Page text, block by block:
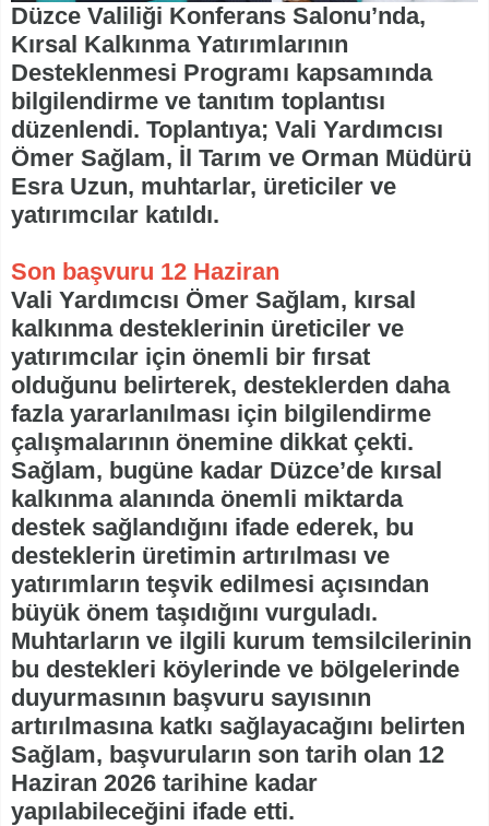
Düzce Valiliği Konferans Salonu’nda,
Kırsal Kalkınma Yatırımlarının
Desteklenmesi Programı kapsamında
bilgilendirme ve tanıtım toplantısı
düzenlendi. Toplantıya; Vali Yardımcısı
Ömer Sağlam, İl Tarım ve Orman Müdürü
Esra Uzun, muhtarlar, üreticiler ve
yatırımcılar katıldı.
Son başvuru 12 Haziran
Vali Yardımcısı Ömer Sağlam, kırsal
kalkınma desteklerinin üreticiler ve
yatırımcılar için önemli bir fırsat
olduğunu belirterek, desteklerden daha
fazla yararlanılması için bilgilendirme
çalışmalarının önemine dikkat çekti.
Sağlam, bugüne kadar Düzce’de kırsal
kalkınma alanında önemli miktarda
destek sağlandığını ifade ederek, bu
desteklerin üretimin artırılması ve
yatırımların teşvik edilmesi açısından
büyük önem taşıdığını vurguladı.
Muhtarların ve ilgili kurum temsilcilerinin
bu destekleri köylerinde ve bölgelerinde
duyurmasının başvuru sayısının
artırılmasına katkı sağlayacağını belirten
Sağlam, başvuruların son tarih olan 12
Haziran 2026 tarihine kadar
yapılabileceğini ifade etti.